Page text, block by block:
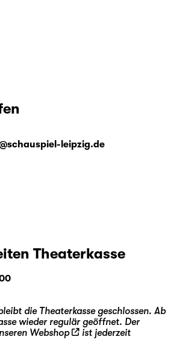
leipzig.de
Theaterkasse
die Theaterkasse geschlossen. Ab
wieder regulär geöffnet. Der
Webshop
ist jederzeit